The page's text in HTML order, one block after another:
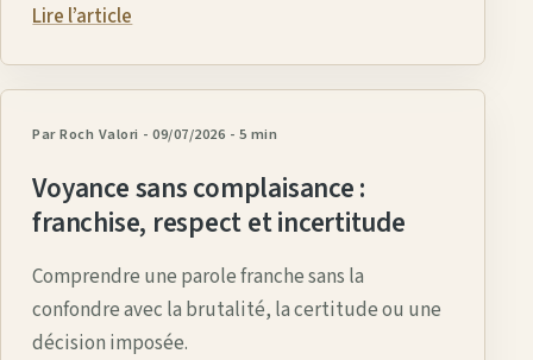
Lire l’article
Par Roch Valori - 09/07/2026 - 5 min
Voyance sans complaisance :
franchise, respect et incertitude
Comprendre une parole franche sans la
confondre avec la brutalité, la certitude ou une
décision imposée.